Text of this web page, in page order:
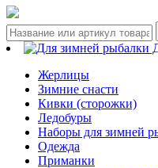
Жерлицы
Зимние снасти
Кивки (сторожки)
Ледобуры
Наборы для зимней
Одежда
Приманки